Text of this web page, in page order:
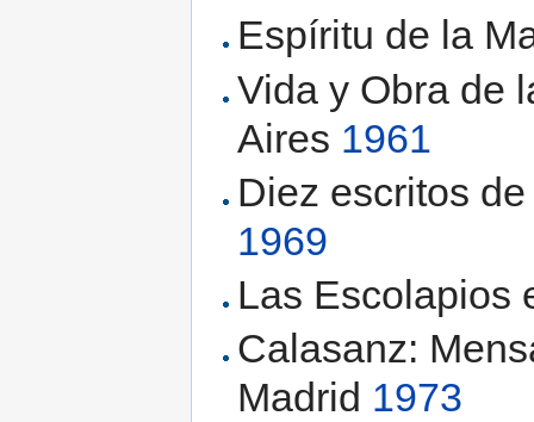
Espíritu de la
Vida y Obra de
Aires 1961
Diez escritos
1969
Las Escolapios
Calasanz:
Madrid 1973